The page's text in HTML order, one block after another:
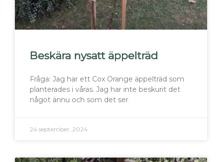
Beskära nysatt äppelträd
Fråga: Jag har ett Cox Orange äppelträd som
planterades i våras. Jag har inte beskurit det
något ännu och som det ser
24 september, 2024